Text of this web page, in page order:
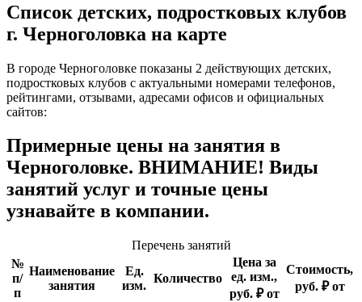
Список детских, подростковых клубов
г. Черноголовка на карте
В городе Черноголовке показаны 2 действующих детских,
подростковых клубов с актуальными номерами телефонов,
рейтингами, отзывами, адресами офисов и официальных
сайтов:
Примерные цены на занятия в
Черноголовке. ВНИМАНИЕ! Виды
занятий услуг и точные цены
узнавайте в компании.
Перечень занятий
№
п/
п
Наименование
занятия
Ед.
изм.
Количество
Цена за
ед. изм.,
руб. ₽ от
Стоимость,
руб. ₽ от